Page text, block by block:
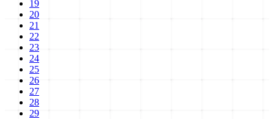
19
20
21
22
23
24
25
26
27
28
29